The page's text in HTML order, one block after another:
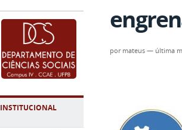
INSTITUCIONAL
por mateus — última